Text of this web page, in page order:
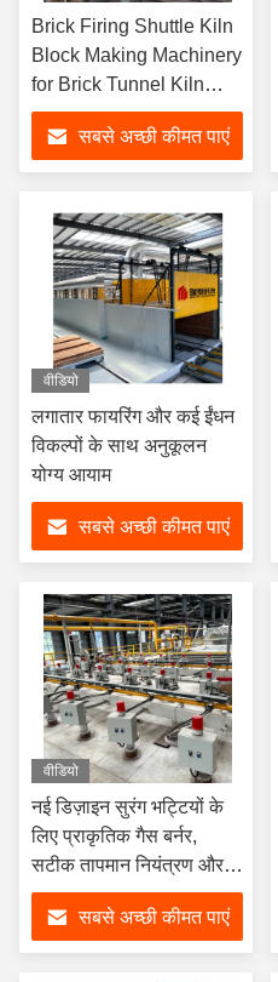
Brick Firing Shuttle Kiln
Block Making Machinery
for Brick Tunnel Kiln
Clay Brick Making
Machine Fully Automatic
सबसे अच्छी कीमत पाएं
वीडियो
लगातार फायरिंग और कई ईंधन
विकल्पों के साथ अनुकूलन
योग्य आयाम
सबसे अच्छी कीमत पाएं
वीडियो
नई डिज़ाइन सुरंग भट्टियों के
लिए प्राकृतिक गैस बर्नर,
सटीक तापमान नियंत्रण और
अच्छी फायरिंग एकरूपता के
साथ
सबसे अच्छी कीमत पाएं